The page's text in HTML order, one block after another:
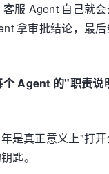
客服 Agent 自己就
拿审批结论，最
个 Agent 的"职责说
是真正意义上"打
匙。